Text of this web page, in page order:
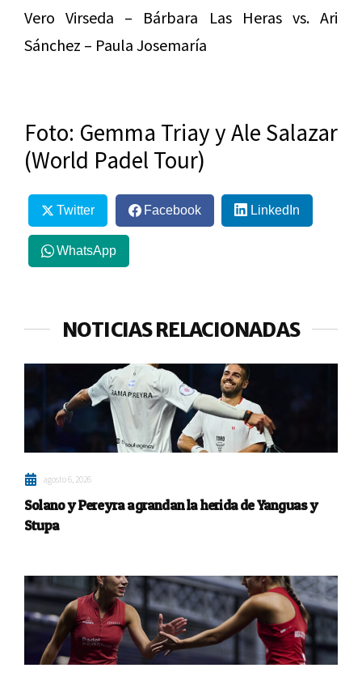
Vero Virseda – Bárbara Las Heras vs. Ari
Sánchez – Paula Josemaría
Foto: Gemma Triay y Ale Salazar
(World Padel Tour)
Twitter Facebook LinkedIn
WhatsApp
NOTICIAS RELACIONADAS
agosto 6, 2026
Solano y Pereyra agrandan la herida de Yanguas y
Stupa